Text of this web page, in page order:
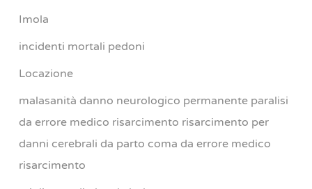
Imola
incidenti mortali pedoni
Locazione
malasanità danno neurologico permanente paralisi
da errore medico risarcimento risarcimento per
danni cerebrali da parto coma da errore medico
risarcimento